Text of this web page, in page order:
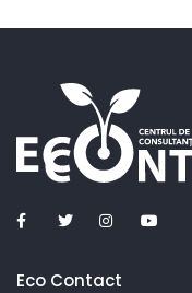
Eco Contact